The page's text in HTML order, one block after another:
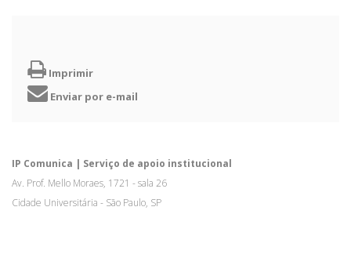
Imprimir
Enviar por e-mail
IP Comunica | Serviço de apoio institucional
Av. Prof. Mello Moraes, 1721 - sala 26
Cidade Universitária - São Paulo, SP